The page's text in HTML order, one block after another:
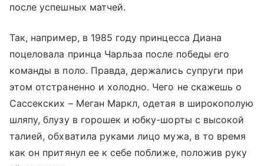
после успешных матчей.
Так, например, в 1985 году принцесса Диана
поцеловала принца Чарльза после победы его
команды в поло. Правда, держались супруги при
этом отстраненно и холодно. Чего не скажешь о
Сассекских – Меган Маркл, одетая в широкополую
шляпу, блузу в горошек и юбку-шорты с высокой
талией, обхватила руками лицо мужа, в то время
как он притянул ее к себе поближе, положив руку